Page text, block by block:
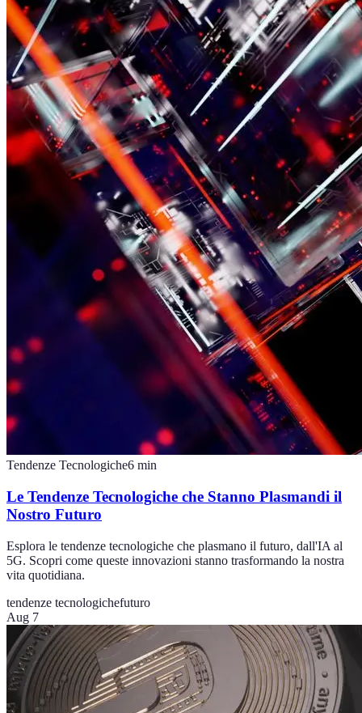
Tendenze Tecnologiche6 min
Le Tendenze Tecnologiche che Stanno Plasmandi il
Nostro Futuro
Esplora le tendenze tecnologiche che plasmano il futuro, dall'IA al
5G. Scopri come queste innovazioni stanno trasformando la nostra
vita quotidiana.
tendenze tecnologichefuturo
Aug 7